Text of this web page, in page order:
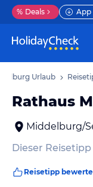
% Deals App
Urlaub
Rathaus
Middelburg/
Dieser
Reisetipp